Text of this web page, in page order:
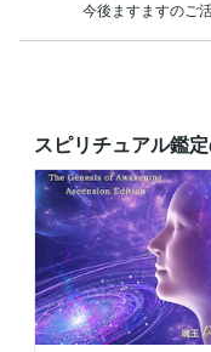
今後ますますのご
スピリチュアル鑑